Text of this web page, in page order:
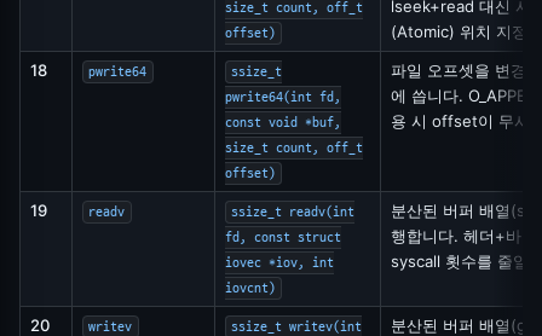
size_t count, off_t
offset)
lseek+read 대신 사
(Atomic) 위치 지정).
18
pwrite64
ssize_t
pwrite64(int fd,
const void *buf,
size_t count, off_t
offset)
파일 오프셋을 변경
에 씁니다.
용 시 offset이 무시
19 readv
ssize_t readv(int
fd, const struct
iovec *iov, int
iovcnt)
분산된 버퍼 배열
행합니다. 헤더+바디
syscall 횟수를 줄일
20 writev
ssize_t writev(int
분산된 버퍼 배열